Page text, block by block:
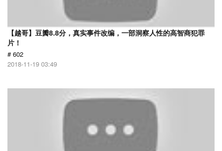
【越哥】豆瓣8.8分，真实事件改编，一部洞察人性的高智商犯罪
片！
# 602
2018-11-19 03:49